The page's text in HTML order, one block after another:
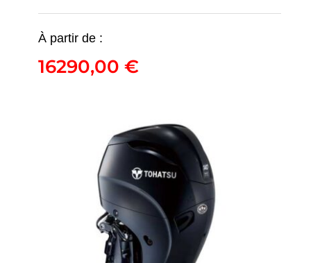
BFT150
16290,00
À partir de :
16290,00 €